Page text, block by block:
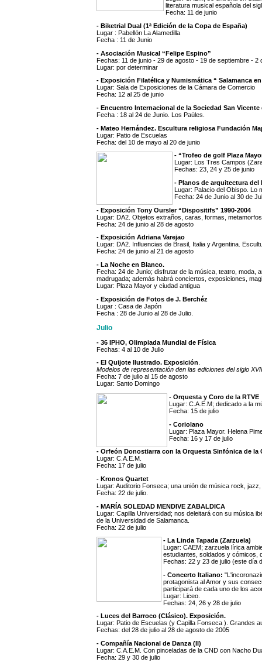
literatura musical española del
Fecha: 11 de junio
- Biketrial Dual (1ª Edición de la Copa de España)
Lugar : Pabellón La Alamedilla
Fecha : 11 de Junio
- Asociación Musical “Felipe Espino”
Fechas: 11 de junio - 29 de agosto - 19 de septiembre - 2
Lugar: por determinar
- Exposición Filatélica y Numismática “ Salamanca
Lugar: Sala de Exposiciones de la Cámara de Comercio
Fecha: 12 al 25 de junio
- Encuentro Internacional de la Sociedad San Vicente
Fecha : 18 al 24 de Junio. Los Paúles.
- Mateo Hernández. Escultura religiosa Fundación
Lugar: Patio de Escuelas
Fecha: del 10 de mayo al 20 de junio
- “Trofeo de golf Plaza
Lugar: Los Tres Campos
Fechas: 23, 24 y 25 de junio
- Planos de arquitectura del
Lugar: Palacio del Obispo. Lo
Fecha: 24 de Junio al 30 de
- Exposición Tony Oursler “Dispositifs” 1990-2004
Lugar: DA2. Objetos extraños, caras, formas,
Fecha: 24 de junio al 28 de agosto
- Exposición Adriana Varejao
Lugar: DA2. Influencias de Brasil, Italia y Argentina.
Fecha: 24 de junio al 21 de agosto
- La Noche en Blanco.
Fecha: 24 de Junio; disfrutar de la música, teatro, moda,
madrugada; además habrá conciertos, exposiciones,
Lugar: Plaza Mayor y ciudad antigua
- Exposición de Fotos de J. Berchéz
Lugar : Casa de Japón
Fecha : 28 de Junio al 28 de Julio.
Julio
- 36 IPHO, Olimpiada Mundial de Física
Fechas: 4 al 10 de Julio
- El Quijote Ilustrado. Exposición
Modelos de representación den las ediciones del siglo
Fecha: 7 de julio al 15 de agosto
Lugar: Santo Domingo
- Orquesta y Coro de la RTVE
Lugar: C.A.E.M; dedicado a la
Fecha: 15 de julio
- Coriolano
Lugar: Plaza Mayor. Helena
Fecha: 16 y 17 de julio
- Orfeón Donostiarra con la Orquesta Sinfónica de la
Lugar: C.A.E.M.
Fecha: 17 de julio
- Kronos Quartet
Lugar: Auditorio Fonseca; una unión de música rock,
Fecha: 22 de julio.
- MARÍA SOLEDAD MENDIVE ZABALDICA
Lugar: Capilla Universidad; nos deleitará con su música
de la Universidad de Salamanca.
Fecha: 22 de julio
- La Linda Tapada (Zarzuela)
Lugar: CAEM; zarzuela lírica
estudiantes, soldados y cómicos,
Fechas: 22 y 23 de julio (este día
- Concerto Italiano:
protagonista al Amor y sus
participará de cada uno de los
Lugar: Liceo.
Fechas: 24, 26 y 28 de julio
- Luces del Barroco (Clásico). Exposición.
Lugar: Patio de Escuelas (y Capilla Fonseca ). Grandes
Fechas: del 28 de julio al 28 de agosto de 2005
- Compañía Nacional de Danza (II)
Lugar: C.A.E.M. Con pinceladas de la CND con Nacho
Fecha: 29 y 30 de julio